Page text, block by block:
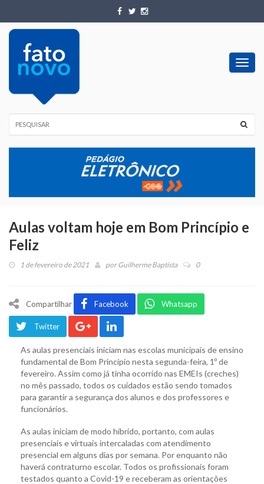
Aulas voltam hoje em Bom Princípio e
Feliz
1 de fevereiro de 2021 porGuilherme Baptista 0
Compartilhar Facebook Whatsapp
Twitter
As aulas presenciais iniciam nas escolas municipais de ensino
fundamental de Bom Princípio nesta segunda-feira, 1º de
fevereiro. Assim como já tinha ocorrido nas EMEIs (creches)
no mês passado, todos os cuidados estão sendo tomados
para garantir a segurança dos alunos e dos professores e
funcionários.
As aulas iniciam de modo híbrido, portanto, com aulas
presenciais e virtuais intercaladas com atendimento
presencial em alguns dias por semana. Por enquanto não
haverá contraturno escolar. Todos os profissionais foram
testados quanto a Covid-19 e receberam as orientações